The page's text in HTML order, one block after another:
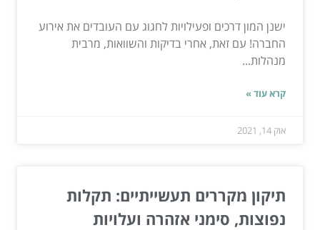
ישנן המון דרכים ופעילויות לחגוג עם העובדים את אירוע
החברה! עם זאת, אחרי בדיקות והשוואות, מרבית
מנהלות...
קרא עוד »
אוק 14, 2021
תיקון מקררים תעשייתיים: תקלות
נפוצות, סימני אזהרה ועלויות